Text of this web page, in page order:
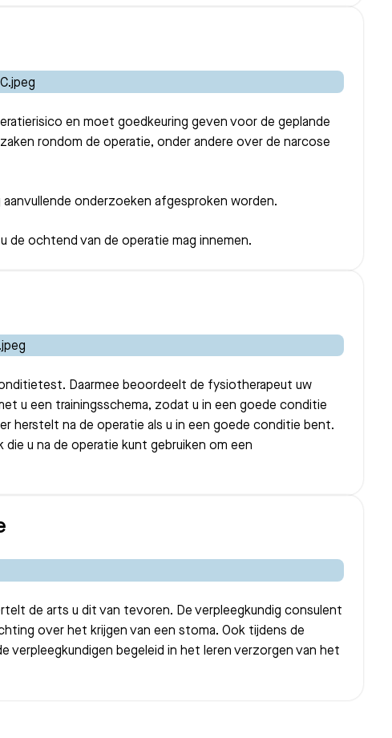
en moet goedkeuring geven voor de geplande
rondom de operatie, onder andere over de narcose
onderzoeken afgesproken worden.
de ochtend van de operatie mag innemen.
Daarmee beoordeelt de fysiotherapeut uw
u een trainingsschema, zodat u in een goede conditie
herstelt na de operatie als u in een goede conditie bent.
u na de operatie kunt gebruiken om een
de arts u dit van tevoren. De verpleegkundig consulent
over het krijgen van een stoma. Ook tijdens de
verpleegkundigen begeleid in het leren verzorgen van het